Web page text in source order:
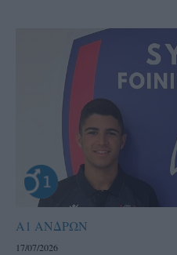
Α1 ΑΝΔΡΩΝ
17/07/2026